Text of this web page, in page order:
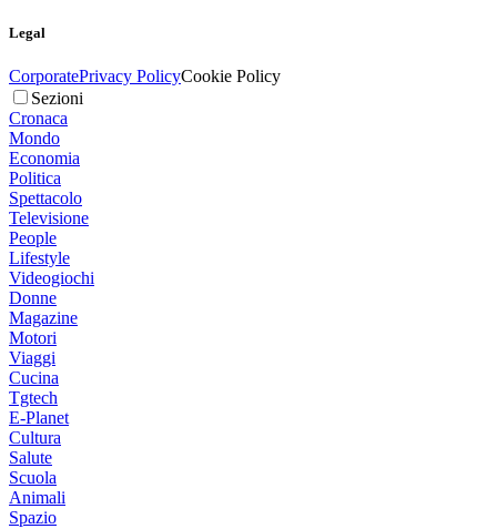
Legal
CorporatePrivacy PolicyCookie Policy
Sezioni
Cronaca
Mondo
Economia
Politica
Spettacolo
Televisione
People
Lifestyle
Videogiochi
Donne
Magazine
Motori
Viaggi
Cucina
Tgtech
E-Planet
Cultura
Salute
Scuola
Animali
Spazio